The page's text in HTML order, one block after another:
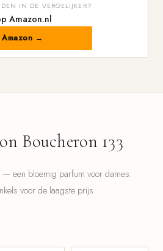
IN DE VERGELIJKER?
Amazon.nl
→
Boucheron 133
— een bloemig parfum voor dames.
voor de laagste prijs.